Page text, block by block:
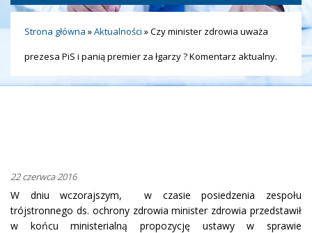
Strona główna »Aktualności »Czy minister zdrowia uważa
prezesa PiS i panią premier za łgarzy ? Komentarz aktualny.
22 czerwca 2016
W dniu wczorajszym, w czasie posiedzenia zespołu
trójstronnego ds. ochrony zdrowia minister zdrowia przedstawił
w końcu ministerialną propozycję ustawy w sprawie